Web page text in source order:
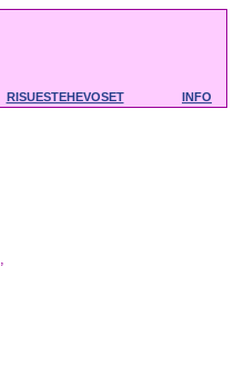
RISUESTEHEVOSET INFO